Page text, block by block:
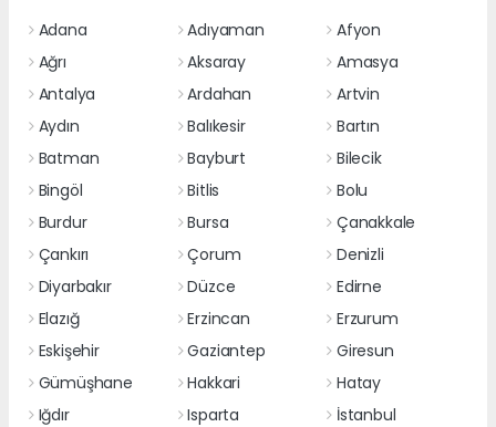
Adana Adıyaman
Afyon
Ağrı
Aksaray
Amasya
Antalya
Ardahan
Artvin
Aydın
Balıkesir
Bartın
Batman
Bayburt
Bilecik
Bingöl
Bitlis
Bolu
Burdur
Bursa
Çanakkale
Çankırı
Çorum
Denizli
Diyarbakır
Düzce
Edirne
Elazığ
Erzincan
Erzurum
Eskişehir
Gaziantep
Giresun
Gümüşhane
Hakkari
Hatay
Iğdır
Isparta
İstanbul